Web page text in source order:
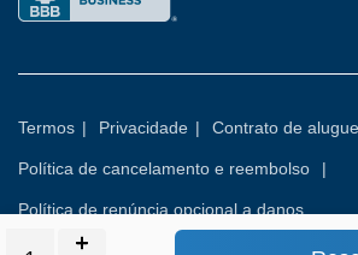
Termos | Privacidade | Contrato de
Política de cancelamento e reembolso |
Política de renúncia opcional a danos